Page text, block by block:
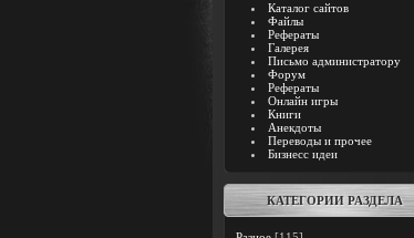
Каталог сайтов
Файлы
Рефераты
Галерея
Письмо администратору
Форум
Рефераты
Онлайн игры
Книги
Анекдоты
Переводы и прочее
Бизнесс идеи
КАТЕГОРИИ РАЗДЕЛА